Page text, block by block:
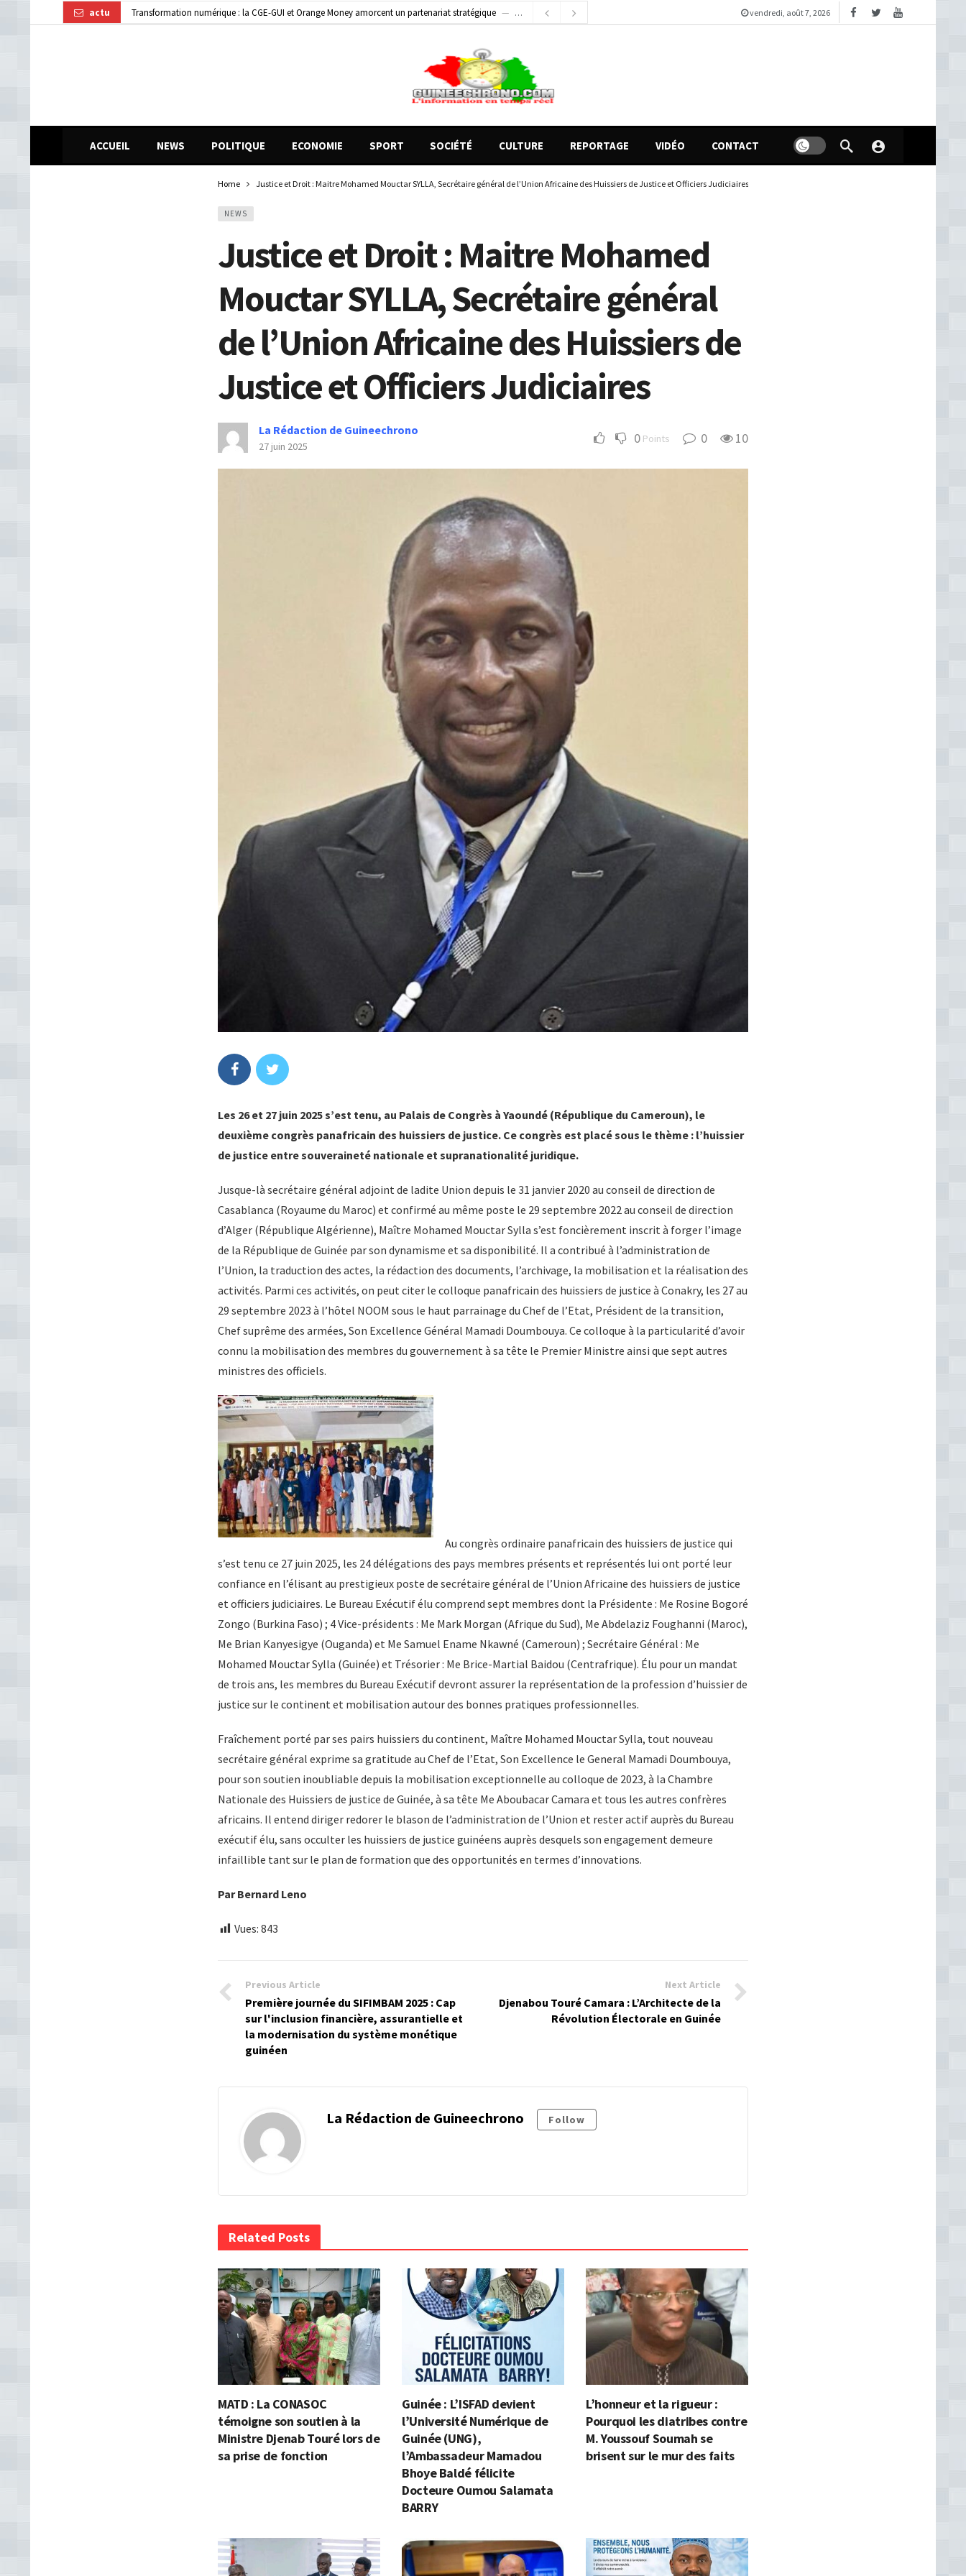
actu Transformation numérique : la CGE-GUI et Orange Money amorcent un partenariat stratégique
11 heures ago
vendredi, août 7, 2026
ACCUEIL NEWS POLITIQUE ECONOMIE SPORT SOCIÉTÉ CULTURE REPORTAGE VIDÉO CONTACT
Home Justice et Droit : Maitre Mohamed Mouctar SYLLA, Secrétaire général de l’Union Africaine des Huissiers de Justice et Officiers Judiciaires
NEWS
Justice et Droit : Maitre Mohamed
Mouctar SYLLA, Secrétaire général
de l’Union Africaine des Huissiers de
Justice et Officiers Judiciaires
La Rédaction de Guineechrono
27 juin 2025 0 Points 0 10
Les 26 et 27 juin 2025 s’est tenu, au Palais de Congrès à Yaoundé (République du Cameroun), le
deuxième congrès panafricain des huissiers de justice. Ce congrès est placé sous le thème : l’huissier
de justice entre souveraineté nationale et supranationalité juridique.
Jusque-là secrétaire général adjoint de ladite Union depuis le 31 janvier 2020 au conseil de direction de
Casablanca (Royaume du Maroc) et confirmé au même poste le 29 septembre 2022 au conseil de direction
d’Alger (République Algérienne), Maître Mohamed Mouctar Sylla s’est foncièrement inscrit à forger l’image
de la République de Guinée par son dynamisme et sa disponibilité. Il a contribué à l’administration de
l’Union, la traduction des actes, la rédaction des documents, l’archivage, la mobilisation et la réalisation des
activités. Parmi ces activités, on peut citer le colloque panafricain des huissiers de justice à Conakry, les 27 au
29 septembre 2023 à l’hôtel NOOM sous le haut parrainage du Chef de l’Etat, Président de la transition,
Chef suprême des armées, Son Excellence Général Mamadi Doumbouya. Ce colloque à la particularité d’avoir
connu la mobilisation des membres du gouvernement à sa tête le Premier Ministre ainsi que sept autres
ministres des officiels.
Au congrès ordinaire panafricain des huissiers de justice qui
s’est tenu ce 27 juin 2025, les 24 délégations des pays membres présents et représentés lui ont porté leur
confiance en l’élisant au prestigieux poste de secrétaire général de l’Union Africaine des huissiers de justice
et officiers judiciaires. Le Bureau Exécutif élu comprend sept membres dont la Présidente : Me Rosine Bogoré
Zongo (Burkina Faso) ; 4 Vice-présidents : Me Mark Morgan (Afrique du Sud), Me Abdelaziz Foughanni (Maroc),
Me Brian Kanyesigye (Ouganda) et Me Samuel Ename Nkawné (Cameroun) ; Secrétaire Général : Me
Mohamed Mouctar Sylla (Guinée) et Trésorier : Me Brice-Martial Baidou (Centrafrique). Élu pour un mandat
de trois ans, les membres du Bureau Exécutif devront assurer la représentation de la profession d’huissier de
justice sur le continent et mobilisation autour des bonnes pratiques professionnelles.
Fraîchement porté par ses pairs huissiers du continent, Maître Mohamed Mouctar Sylla, tout nouveau
secrétaire général exprime sa gratitude au Chef de l’Etat, Son Excellence le General Mamadi Doumbouya,
pour son soutien inoubliable depuis la mobilisation exceptionnelle au colloque de 2023, à la Chambre
Nationale des Huissiers de justice de Guinée, à sa tête Me Aboubacar Camara et tous les autres confrères
africains. Il entend diriger redorer le blason de l’administration de l’Union et rester actif auprès du Bureau
exécutif élu, sans occulter les huissiers de justice guinéens auprès desquels son engagement demeure
infaillible tant sur le plan de formation que des opportunités en termes d’innovations.
Par Bernard Leno
Vues: 843
Previous Article
Première journée du SIFIMBAM 2025 : Cap
sur l'inclusion financière, assurantielle et
la modernisation du système monétique
guinéen
Next Article
Djenabou Touré Camara : L’Architecte de la
Révolution Électorale en Guinée
La Rédaction de Guineechrono Follow
Related Posts
MATD : La CONASOC
témoigne son soutien à la
Ministre Djenab Touré lors de
sa prise de fonction
Guinée : L’ISFAD devient
l’Université Numérique de
Guinée (UNG),
l’Ambassadeur Mamadou
Bhoye Baldé félicite
Docteure Oumou Salamata
BARRY
L’honneur et la rigueur :
Pourquoi les diatribes contre
M. Youssouf Soumah se
brisent sur le mur des faits